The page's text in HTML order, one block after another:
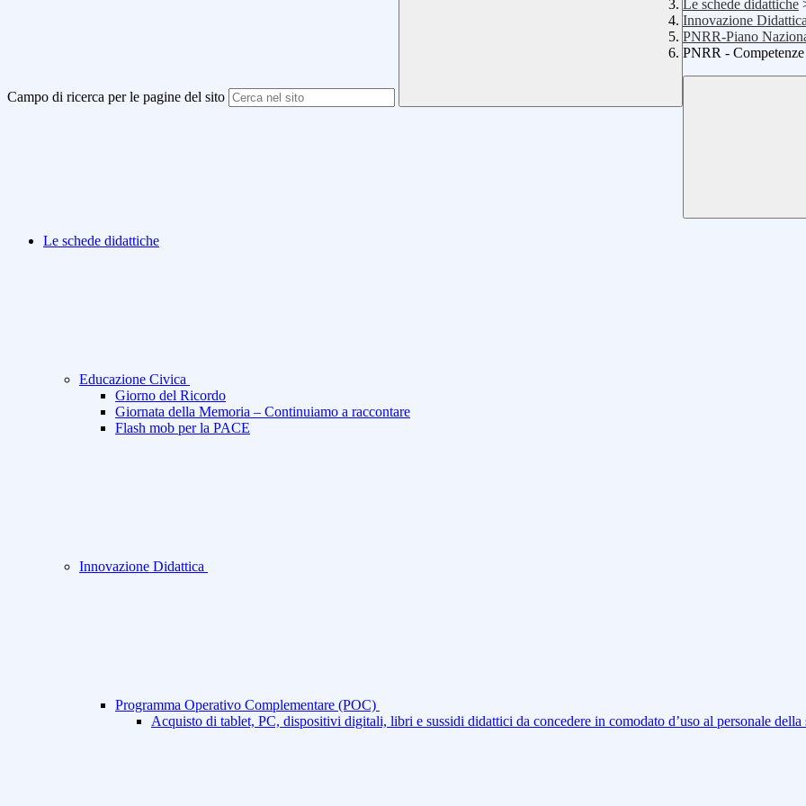
Campo di ricerca per le pagine del sito
Le schede didattiche
Innovazione Didattica
PNRR-Piano
PNRR -
Le schede didattiche
Educazione Civica
Giorno del Ricordo
Giornata della Memoria – Continuiamo a raccontare
Flash mob per la PACE
Innovazione Didattica
Programma Operativo Complementare (POC)
Acquisto di tablet, PC, dispositivi digitali, libri e sussidi didattici da concedere in comodato d’uso al personale della